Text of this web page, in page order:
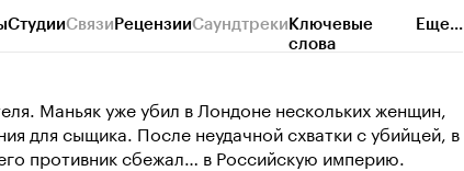
СтудииСвязиРецензииСаундтрекиКлючевые
слова
Еще...
Маньяк уже убил в Лондоне нескольких женщин,
для сыщика. После неудачной схватки с убийцей, в
противник сбежал… в Российскую империю.